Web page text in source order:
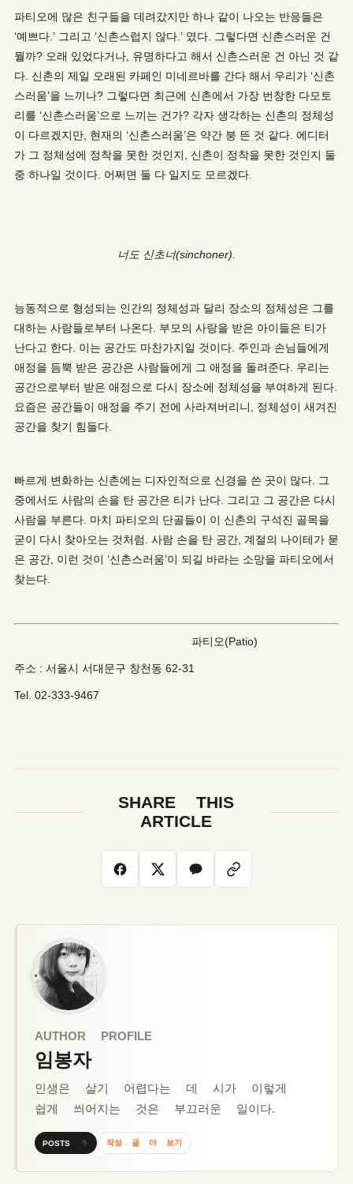
파티오에 많은 친구들을 데려갔지만 하나 같이 나오는 반응들은
‘예쁘다.’ 그리고 ‘신촌스럽지 않다.’ 였다. 그렇다면 신촌스러운 건
뭘까? 오래 있었다거나, 유명하다고 해서 신촌스러운 건 아닌 것 같
다. 신촌의 제일 오래된 카페인 미네르바를 간다 해서 우리가 ‘신촌
스러움’을 느끼나? 그렇다면 최근에 신촌에서 가장 번창한 다모토
리를 ‘신촌스러움’으로 느끼는 건가? 각자 생각하는 신촌의 정체성
이 다르겠지만, 현재의 ‘신촌스러움’은 약간 붕 뜬 것 같다. 에디터
가 그 정체성에 정착을 못한 것인지, 신촌이 정착을 못한 것인지 둘
중 하나일 것이다. 어쩌면 둘 다 일지도 모르겠다.
너도 신초너(sinchoner).
능동적으로 형성되는 인간의 정체성과 달리 장소의 정체성은 그를
대하는 사람들로부터 나온다. 부모의 사랑을 받은 아이들은 티가
난다고 한다. 이는 공간도 마찬가지일 것이다. 주인과 손님들에게
애정을 듬뿍 받은 공간은 사람들에게 그 애정을 돌려준다. 우리는
공간으로부터 받은 애정으로 다시 장소에 정체성을 부여하게 된다.
요즘은 공간들이 애정을 주기 전에 사라져버리니, 정체성이 새겨진
공간을 찾기 힘들다.
빠르게 변화하는 신촌에는 디자인적으로 신경을 쓴 곳이 많다. 그
중에서도 사람의 손을 탄 공간은 티가 난다. 그리고 그 공간은 다시
사람을 부른다. 마치 파티오의 단골들이 이 신촌의 구석진 골목을
굳이 다시 찾아오는 것처럼. 사람 손을 탄 공간, 계절의 나이테가 묻
은 공간, 이런 것이 ‘신촌스러움’이 되길 바라는 소망을 파티오에서
찾는다.
파티오(Patio)
주소 : 서울시 서대문구 창천동 62-31
Tel. 02-333-9467
SHARE THIS
ARTICLE
AUTHOR PROFILE
임봉자
인생은 살기 어렵다는 데 시가 이렇게
쉽게 씌어지는 것은 부끄러운 일이다.
POSTS 9 작성 글 더 보기